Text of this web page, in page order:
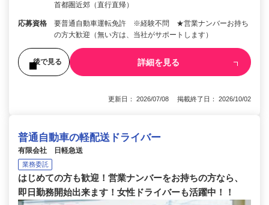
首都圏近郊（直行直帰）
応募資格
要普通自動車運転免許 ※経験不問 ★営業ナンバーお持ち
の方大歓迎（無い方は、当社がサポートします）
後で見る 詳細を見る
更新日： 2026/07/08 掲載終了日： 2026/10/02
普通自動車の軽配送ドライバー
有限会社 日軽急送
業務委託
はじめての方も歓迎！営業ナンバーをお持ちの方なら、
即日勤務開始出来ます！女性ドライバーも活躍中！！